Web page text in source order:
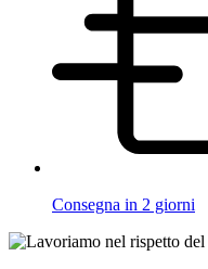
Consegna in 2 giorni